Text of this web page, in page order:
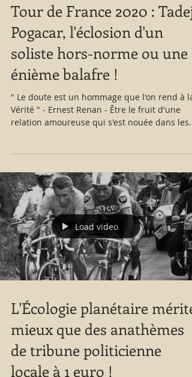
Tour de France 2020 : Tadej
Pogacar, l'éclosion d'un
soliste hors-norme ou une
énième balafre !
" Le doute est un hommage que l'on rend à la
Vérité " - Ernest Renan - Être le fruit d'une
relation amoureuse qui s'est nouée dans les...
Load video
L'Écologie planétaire mérite
mieux que des anathèmes
de tribune politicienne
locale à 1 euro !